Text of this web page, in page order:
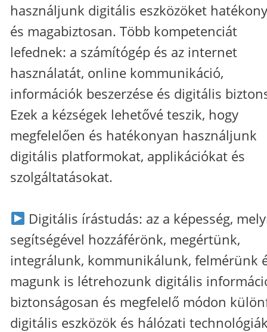
használjunk digitális eszközöket
és magabiztosan. Több kompetenciát
lefednek: a számítógép és az internet
használatát, online kommunikáció,
információk beszerzése és digitális
Ezek a kézségek lehetővé teszik, hogy
megfelelően és hatékonyan használjunk
digitális platformokat, applikációkat és
szolgáltatásokat.
Digitális írástudás: az a képesség,
segítségével hozzáférönk, megértünk,
integrálunk, kommunikálunk, felmérünk
magunk is létrehozunk digitális
biztonságosan és megfelelő módon
digitális eszközök és hálózati